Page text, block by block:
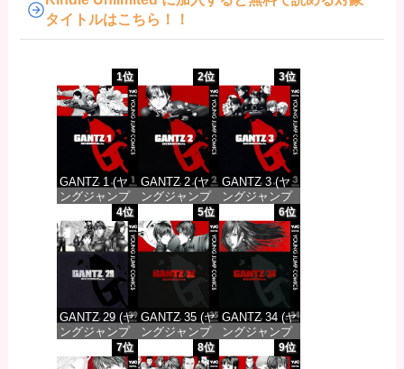
タイトルはこちら！！
1位
GANTZ 1 (ヤ
ングジャンプ
コミックス
DIGITAL)
価格：¥617
2位
GANTZ 2 (ヤ
ングジャンプ
コミックス
DIGITAL)
価格：¥617
3位
GANTZ 3 (ヤ
ングジャンプ
コミックス
DIGITAL)
価格：¥617
4位
GANTZ 29 (ヤ
ングジャンプ
コミックス
DIGITAL)
5位
GANTZ 35 (ヤ
ングジャンプ
コミックス
DIGITAL)
6位
GANTZ 34 (ヤ
ングジャンプ
コミックス
DIGITAL)
7位 8位 9位